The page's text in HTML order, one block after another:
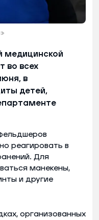
медицинской
во всех
в
детей,
реагировать в
Для
манекены,
и другие
организованных